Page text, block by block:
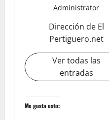
Administrator
Dirección de El
Pertiguero.net
Ver todas las
entradas
Me gusta esto: